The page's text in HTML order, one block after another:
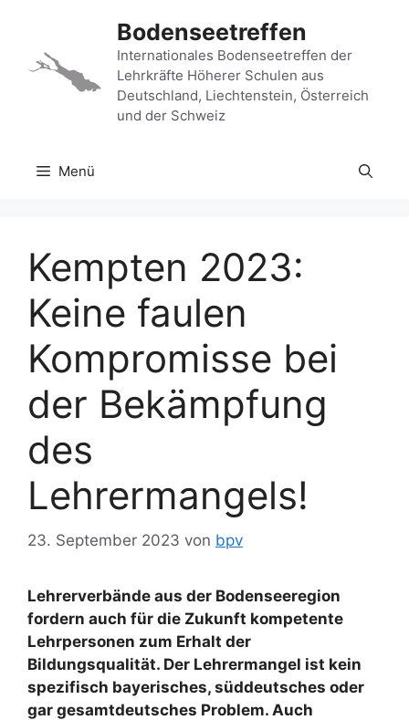
springen
Bodenseetreffen
Internationales Bodenseetreffen der
Lehrkräfte Höherer Schulen aus
Deutschland, Liechtenstein, Österreich
und der Schweiz
Menü
Kempten 2023:
Keine faulen
Kompromisse bei
der Bekämpfung
des
Lehrermangels!
23. September 2023 von bpv
Lehrerverbände aus der Bodenseeregion
fordern auch für die Zukunft kompetente
Lehrpersonen zum Erhalt der
Bildungsqualität. Der Lehrermangel ist kein
spezifisch bayerisches, süddeutsches oder
gar gesamtdeutsches Problem. Auch